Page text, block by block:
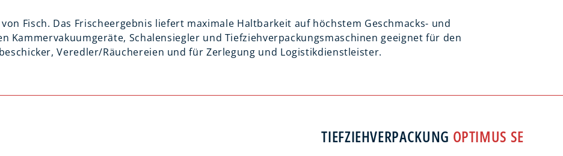
Fisch. Das Frischeergebnis liefert maximale Haltbarkeit auf höchstem Geschmacks- und
Kammervakuumgeräte, Schalensiegler und Tiefziehverpackungsmaschinen geeignet für den
Veredler/Räuchereien und für Zerlegung und Logistikdienstleister.
TIEFZIEHVERPACKUNG OPTIMUS SE